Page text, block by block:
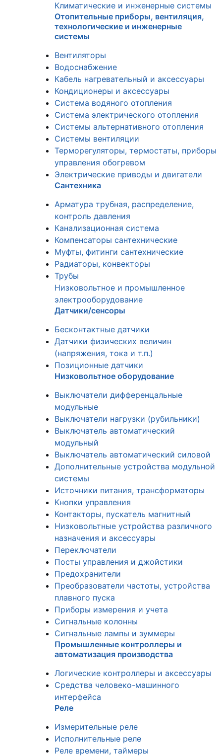
Климатические и инженерные системы
Отопительные приборы, вентиляция,
технологические и инженерные
системы
Вентиляторы
Водоснабжение
Кабель нагревательный и аксессуары
Кондиционеры и аксессуары
Система водяного отопления
Система электрического отопления
Системы альтернативного отопления
Системы вентиляции
Терморегуляторы, термостаты, приборы
управления обогревом
Электрические приводы и двигатели
Сантехника
Арматура трубная, распределение,
контроль давления
Канализационная система
Компенсаторы сантехнические
Муфты, фитинги сантехнические
Радиаторы, конвекторы
Трубы
Низковольтное и промышленное
электрооборудование
Датчики/сенсоры
Бесконтактные датчики
Датчики физических величин
(напряжения, тока и т.п.)
Позиционные датчики
Низковольтное оборудование
Выключатели дифференцальные
модульные
Выключатели нагрузки (рубильники)
Выключатель автоматический
модульный
Выключатель автоматический силовой
Дополнительные устройства модульной
системы
Источники питания, трансформаторы
Кнопки управления
Контакторы, пускатель магнитный
Низковольтные устройства различного
назначения и аксессуары
Переключатели
Посты управления и джойстики
Предохранители
Преобразователи частоты, устройства
плавного пуска
Приборы измерения и учета
Сигнальные колонны
Сигнальные лампы и зуммеры
Промышленные контроллеры и
автоматизация производства
Логические контроллеры и аксессуары
Средства человеко-машинного
интерфейса
Реле
Измерительные реле
Исполнительные реле
Реле времени, таймеры